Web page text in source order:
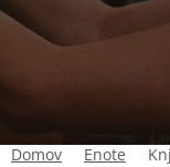
Domov Enote